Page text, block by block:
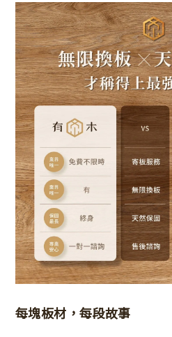
每塊板材，每段故事